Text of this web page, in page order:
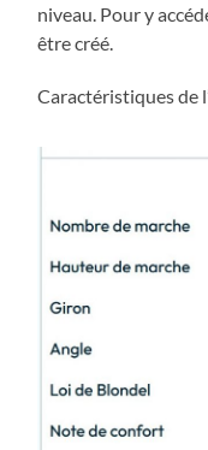
niveau. Pour y
être créé.
Caractéristiques de